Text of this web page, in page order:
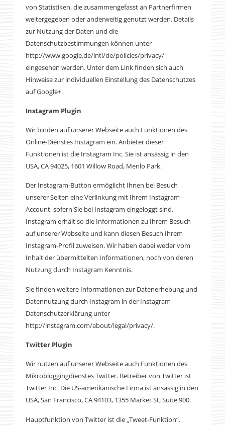
von Statistiken, die zusammengefasst an Partnerfirmen
weitergegeben oder anderweitig genutzt werden. Details
zur Nutzung der Daten und die
Datenschutzbestimmungen können unter
http://www.google.de/intl/de/policies/privacy/
eingesehen werden. Unter dem Link finden sich auch
Hinweise zur individuellen Einstellung des Datenschutzes
auf Google+.
Instagram Plugin
Wir binden auf unserer Webseite auch Funktionen des
Online-Dienstes Instagram ein. Anbieter dieser
Funktionen ist die Instagram Inc. Sie ist ansässig in den
USA, CA 94025, 1601 Willow Road, Menlo Park.
Der Instagram-Button ermöglicht Ihnen bei Besuch
unserer Seiten eine Verlinkung mit Ihrem Instagram-
Account, sofern Sie bei Instagram eingeloggt sind.
Instagram erhält so die Informationen zu Ihrem Besuch
auf unserer Webseite und kann diesen Besuch Ihrem
Instagram-Profil zuweisen. Wir haben dabei weder vom
Inhalt der übermittelten Informationen, noch von deren
Nutzung durch Instagram Kenntnis.
Sie finden weitere Informationen zur Datenerhebung und
Datennutzung durch Instagram in der Instagram-
Datenschutzerklärung unter
http://instagram.com/about/legal/privacy/.
Twitter Plugin
Wir nutzen auf unserer Webseite auch Funktionen des
Mikrobloggingdienstes Twitter. Betreiber von Twitter ist
Twitter Inc. Die US-amerikanische Firma ist ansässig in den
USA, San Francisco, CA 94103, 1355 Market St, Suite 900.
Hauptfunktion von Twitter ist die „Tweet-Funktion“.